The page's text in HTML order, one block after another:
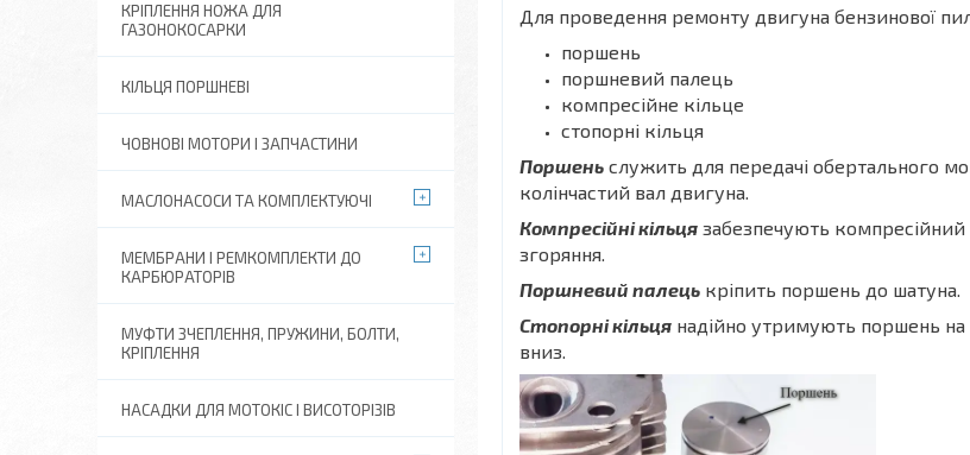
Для проведення ремонту двигуна бензинової
поршень
поршневий палець
компресійне кільце
стопорні кільця
Поршень служить для передачі обертального
колінчастий вал двигуна.
Компресійні кільця забезпечують
згоряння.
Поршневий палець кріпить поршень до шатуна.
Стопорні кільця надійно утримують поршень на
вниз.
КРІПЛЕННЯ НОЖА ДЛЯ
ГАЗОНОКОСАРКИ
КІЛЬЦЯ ПОРШНЕВІ
ЧОВНОВІ МОТОРИ І ЗАПЧАСТИНИ
МАСЛОНАСОСИ ТА КОМПЛЕКТУЮЧІ
МЕМБРАНИ І РЕМКОМПЛЕКТИ ДО
КАРБЮРАТОРІВ
МУФТИ ЗЧЕПЛЕННЯ, ПРУЖИНИ, БОЛТИ,
КРІПЛЕННЯ
НАСАДКИ ДЛЯ МОТОКІС І ВИСОТОРІЗІВ